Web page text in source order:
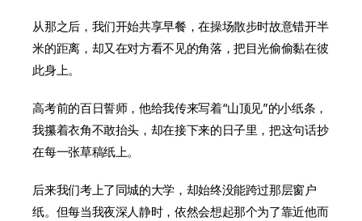
从那之后，我们开始共享早餐，在操场散步时故意错开半
米的距离，却又在对方看不见的角落，把目光偷偷黏在彼
此身上。
高考前的百日誓师，他给我传来写着“山顶见”的小纸条，
我攥着衣角不敢抬头，却在接下来的日子里，把这句话抄
在每一张草稿纸上。
后来我们考上了同城的大学，却始终没能跨过那层窗户
纸。但每当我夜深人静时，依然会想起那个为了靠近他而